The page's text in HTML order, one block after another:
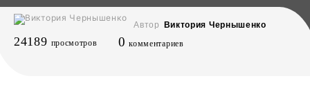
Автор Виктория Чернышенко
24189 просмотров 0 комментариев